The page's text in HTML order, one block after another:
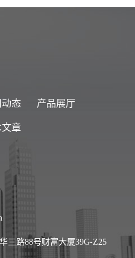
动态 产品展厅
章
三路88号财富大厦39G-Z25